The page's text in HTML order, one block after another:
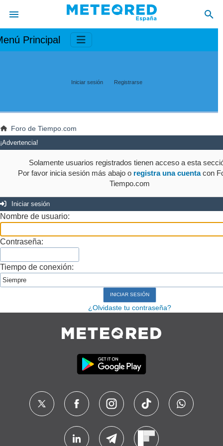
Principal
Iniciar sesión Registrarse
Foro de Tiempo.com
¡Advertencia!
Solamente usuarios registrados tienen acceso a esta
Por favor inicia sesión más abajo o registra una cuentacon
Tiempo.com
Iniciar sesión
Nombre de usuario:
Contraseña:
Tiempo de conexión:
¿Olvidaste tu contraseña?